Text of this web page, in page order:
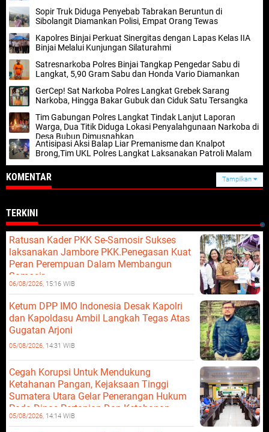
Sopir Truk Diduga Penyebab Tabrakan Beruntun di
Sibolangit Diamankan Polisi, Empat Orang Tewas
Kapolres Binjai Perkuat Sinergitas dengan Lapas Kelas IIA
Binjai Melalui Kunjungan Silaturahmi
Satresnarkoba Polres Binjai Tangkap Pengedar Sabu di
Langkat, 5,90 Gram Sabu dan Honda Vario Diamankan
GerCep! Sat Narkoba Polres Langkat Grebek Sarang
Narkoba, Hingga Bakar Gubuk dan Ciduk Satu Tersangka
Tim Gabungan Polres Langkat Tindak Lanjut Laporan
Warga, Dua Titik Diduga Lokasi Penyalahgunaan Narkoba di
Desa Bubun Dimusnahkan
Antisipasi Aksi Balap Liar Premanisme dan Knalpot
Brong,Tim UKL Polres Langkat Laksanakan Patroli Malam
KOMENTAR Tampilkan
TERKINI
Ratusan Kader PKK Se-Samosir Sukses
laksanakan Jambore PKK.Penegasan Kuat
Peran Perempuan Dalam Membangun
Samosir.
06/08/2026, 15:16 WIB
Ketum DPP IMO Indonesia Desak Kapolri
dan Kapoldasu Ambil Langkah Tegas Atas
Gugatan Arjoni
05/08/2026, 14:31 WIB
Cegah Korupsi Untuk Mendukung
Ketahanan Pangan, Kejaksaan Tinggi
Sumatera Utara Gelar Penerangan Hukum
Pada Dinas Pertanian Dan Ketahanan
Pangan
05/08/2026, 14:14 WIB